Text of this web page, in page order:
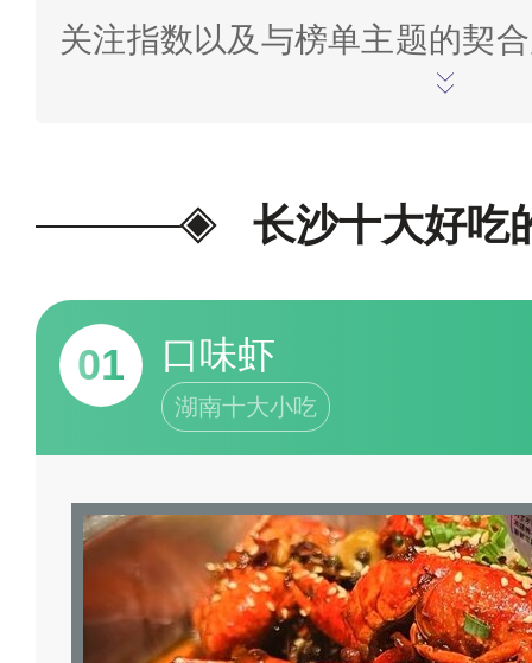
关注指数以及与榜单主题的契
网相关排行榜进行总结。榜单
长沙十大好吃
01 口味虾
湖南十大小吃